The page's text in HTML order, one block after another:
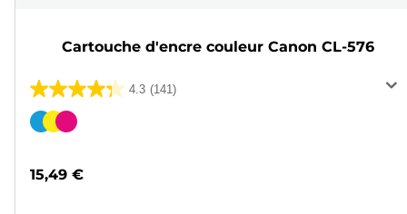
Cartouche d'encre couleur Canon CL-576
4.3 (141)
4.3
sur
141
Cartouche
15,49 €